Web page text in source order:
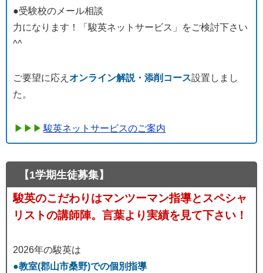
●受験校のメール相談
力になります！「駿英ネットサービス」をご検討下さい
^^
ご要望に応え オンライン解説・添削コース設置しまし
た。
駿英ネットサービスのご案内
【1学期生徒募集】
駿英のこだわりはマンツーマン指導とスペシャ
リストの講師陣。言葉より実績を見て下さい！
2026年の駿英は
●教室(郡山市桑野)での個別指導